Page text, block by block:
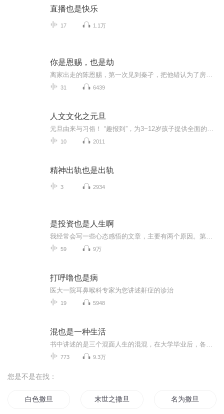
直播也是快乐
17 1.1万
你是恩赐，也是劫
31 6439
人文文化之元旦
10 2011
精神出轨也是出轨
3 2934
是投资也是人生啊
59 9万
打呼噜也是病
医大一院耳鼻喉科专家为您讲述鼾症的诊治
19 5948
混也是一种生活
773 9.3万
您是不是在找：
白色撒旦 末世之撒旦的宽恕 名为撒旦